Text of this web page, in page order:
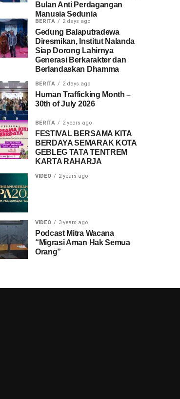
Bulan Anti Perdagangan
Manusia Sedunia
BERITA 2 days ago
Gedung Balaputradewa
Diresmikan, Institut Nalanda
Siap Dorong Lahirnya
Generasi Berkarakter dan
Berlandaskan Dhamma
BERITA 2 days ago
Human Trafficking Month –
30th of July 2026
BERITA 2 years ago
FESTIVAL BERSAMA KITA
BERDAYA SEMARAK KOTA
GEBLEG TATA TENTREM
KARTA RAHARJA
VIDEO 2 years ago
VIDEO 3 years ago
Podcast Mitra Wacana
“Migrasi Aman Hak Semua
Orang”